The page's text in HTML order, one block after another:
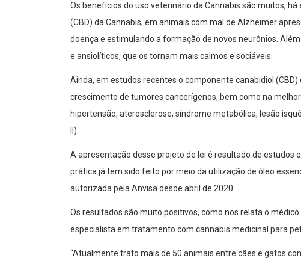
Os benefícios do uso veterinário da Cannabis são muitos,
(CBD) da Cannabis, em animais com mal de Alzheimer
doença e estimulando a formação de novos neurônios.
e ansiolíticos, que os tornam mais calmos e sociáveis.
Ainda, em estudos recentes o componente canabidiol
crescimento de tumores cancerígenos, bem como na
hipertensão, aterosclerose, síndrome metabólica, lesão
II).
A apresentação desse projeto de lei é resultado de estudos
prática já tem sido feito por meio da utilização de óleo
autorizada pela Anvisa desde abril de 2020.
Os resultados são muito positivos, como nos relata o
especialista em tratamento com cannabis medicinal para
“Atualmente trato mais de 50 animais entre cães e gatos